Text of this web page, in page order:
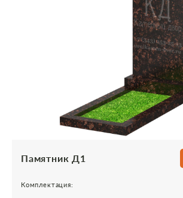
Памятник Д1
Комплектация: